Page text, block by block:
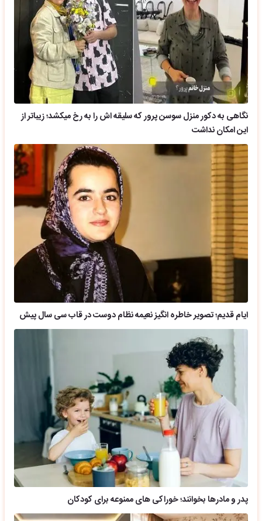
نگاهی به دکور منزل سوسن پرور که سلیقه اش را به رخ میکشد؛ زیباتر از
این امکان نداشت
ایام قدیم؛ تصویر خاطره انگیز نعیمه نظام دوست در قاب سی سال پیش
پدر و مادرها بخوانند؛ خوراکی های ممنوعه برای کودکان